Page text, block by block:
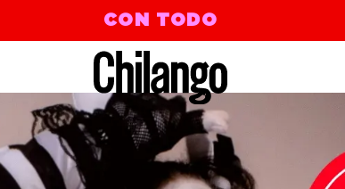
CON TODO